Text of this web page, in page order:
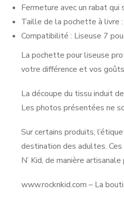
Fermeture avec un rabat
Taille de la pochette à livre
Compatibilité : Liseuse 7
La pochette pour liseuse
votre différence et vos
La découpe du tissu induit
Les photos présentées ne
Sur certains produits,
destination des adultes.
N’ Kid, de manière
www.rocknkid.com – La